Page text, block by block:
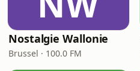
Nostalgie Wallonie
Brussel · 100.0 FM